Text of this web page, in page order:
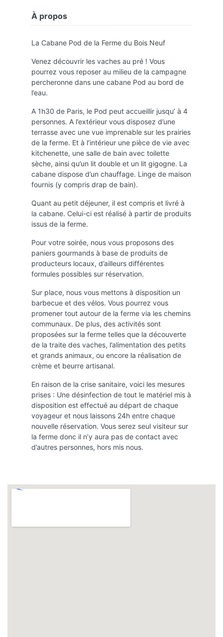
À propos
La Cabane Pod de la Ferme du Bois Neuf
Venez découvrir les vaches au pré ! Vous
pourrez vous reposer au milieu de la campagne
percheronne dans une cabane Pod au bord de
l’eau.
A 1h30 de Paris, le Pod peut accueillir jusqu’ à 4
personnes. A l’extérieur vous disposez d’une
terrasse avec une vue imprenable sur les prairies
de la ferme. Et à l’intérieur une pièce de vie avec
kitchenette, une salle de bain avec toilette
sèche, ainsi qu’un lit double et un lit gigogne. La
cabane dispose d’un chauffage. Linge de maison
fournis (y compris drap de bain).
Quant au petit déjeuner, il est compris et livré à
la cabane. Celui-ci est réalisé à partir de produits
issus de la ferme.
Pour votre soirée, nous vous proposons des
paniers gourmands à base de produits de
producteurs locaux, d’ailleurs différentes
formules possibles sur réservation.
Sur place, nous vous mettons à disposition un
barbecue et des vélos. Vous pourrez vous
promener tout autour de la ferme via les chemins
communaux. De plus, des activités sont
proposées sur la ferme telles que la découverte
de la traite des vaches, l’alimentation des petits
et grands animaux, ou encore la réalisation de
crème et beurre artisanal.
En raison de la crise sanitaire, voici les mesures
prises : Une désinfection de tout le matériel mis à
disposition est effectué au départ de chaque
voyageur et nous laissons 24h entre chaque
nouvelle réservation. Vous serez seul visiteur sur
la ferme donc il n’y aura pas de contact avec
d’autres personnes, hors mis nous.